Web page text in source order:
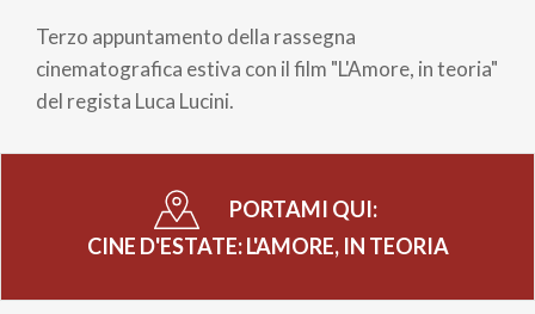
di
pane
Terzo appuntamento della rassegna
cinematografica estiva con il film "L'Amore, in teoria"
del regista Luca Lucini.
PORTAMI QUI:
CINE D'ESTATE: L'AMORE, IN TEORIA